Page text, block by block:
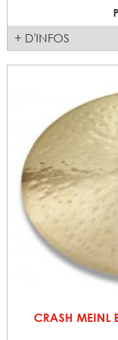
+ D'INFOS
CRASH MEINL